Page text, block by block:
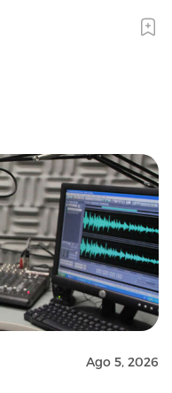
Ago 5, 2026